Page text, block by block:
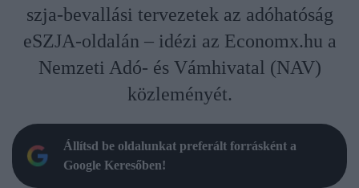
szja-bevallási tervezetek az adóhatóság
eSZJA-oldalán – idézi az Economx.hu a
Nemzeti Adó- és Vámhivatal (NAV)
közleményét.
Állítsd be oldalunkat preferált forrásként a
Google Keresőben!